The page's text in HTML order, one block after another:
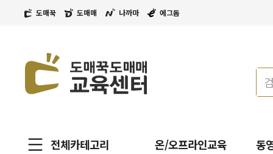
도매꾹 도매매 나까마 에그돔
전체카테고리 온/오프라인교육 동